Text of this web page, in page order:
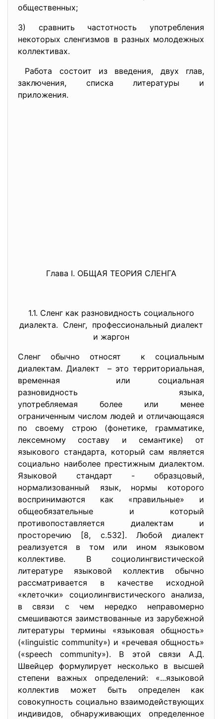
общественных;
3) сравнить частотность употребления
некоторых сленгизмов в разных молодежных
коллективах.
Работа состоит из введения, двух глав,
заключения, списка литературы и
приложения.
Глава I. ОБЩАЯ ТЕОРИЯ СЛЕНГА
1.1. Сленг как разновидность социального
диалекта. Сленг, профессиональный диалект
и жаргон
Сленг обычно относят к социальным
диалектам. Диалект – это территориальная,
временная или социальная
разновидность языка,
употребляемая более или менее
ограниченным числом людей и отличающаяся
по своему строю (фонетике, грамматике,
лексемному составу и семантике) от
языкового стандарта, который сам является
социально наиболее престижным диалектом.
Языковой стандарт - образцовый,
нормализованный язык, нормы которого
воспринимаются как «правильные» и
общеобязательные и который
противопоставляется диалектам и
просторечию [8, с.532]. Любой диалект
реализуется в том или ином языковом
коллективе. В социолингвистической
литературе языковой коллектив обычно
рассматривается в качестве исходной
«клеточки» социолингвистического анализа,
в связи с чем нередко неправомерно
смешиваются заимствованные из зарубежной
литературы термины «языковая общность»
(«linguistic community») и «речевая общность»
(«speech community»). В этой связи А.Д.
Швейцер формулирует несколько в высшей
степени важных определений: «...языковой
коллектив может быть определен как
совокупность социально взаимодействующих
индивидов, обнаруживающих определенное